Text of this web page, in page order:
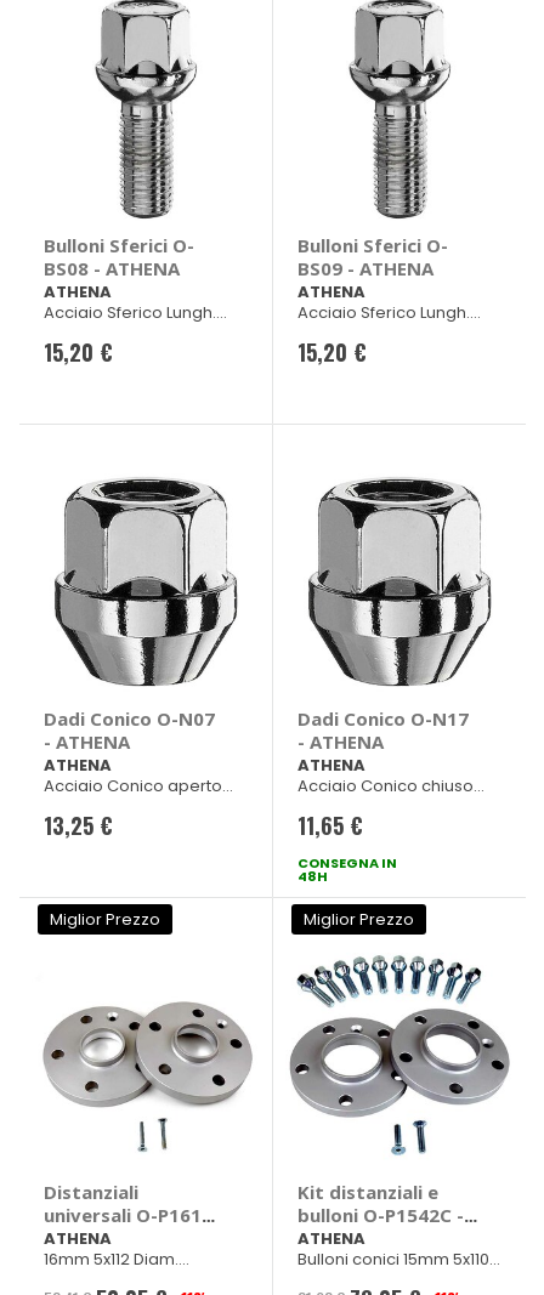
Bulloni Sferici O-
BS08 - ATHENA
ATHENA
Acciaio Sferico Lungh.
15,20 €
Bulloni Sferici O-
BS09 - ATHENA
ATHENA
Acciaio Sferico Lungh.
15,20 €
Dadi Conico O-N07
- ATHENA
ATHENA
Acciaio Conico aperto
13,25 €
Dadi Conico O-N17
- ATHENA
ATHENA
Acciaio Conico chiuso
11,65 €
CONSEGNA IN
48H
Miglior Prezzo
Distanziali
universali O-P1616S
- ATHENA
ATHENA
16mm 5x112 Diam.
Miglior Prezzo
Kit distanziali e
bulloni O-P1542C -
ATHENA
ATHENA
Bulloni conici 15mm 5x110